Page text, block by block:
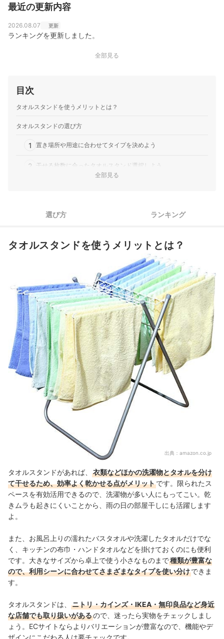
最近の更新内容
2026.08.07 更新
ランキングを更新しました。
全部見る
目次
タオルスタンドを使うメリットとは？
タオルスタンドの選び方
1 置き場所や用途に合わせてタイプを決めよう
2 干せる枚数に合ったタオルスタンド選択しよう
5 環境や目的に合わせて素材をチョイスしよう
6 利便性を求めるなら機能にも注目しよう
タオルスタンド全17商品おすすめ人気ランキング
パラソルハンガーも活用しよう！
タオルスタンドの売れ筋ランキングもチェック！
全部見る
選び方 ランキング
タオルスタンドを使うメリットとは？
出典： amazon.co.jp
タオルスタンドがあれば、
衣類などほかの洗濯物とタオルを分け
て干せるため、効率よく乾かせる点がメリットです。限られたス
ペースを有効活用できるので、洗濯物が多い人にもってこい。乾
きムラも起きにくいことから、雨の日の部屋干しにも活躍します
よ。
また、お風呂上りの濡れたバスタオルや洗濯したタオルだけでな
く、キッチンの布巾・ハンドタオルなどを掛けておくのにも便利
です。大きなサイズから卓上で使う小さなものまで種類が豊富な
ので、利用シーンに合わせてさまざまなタイプを使い分けできま
す。
タオルスタンドは、
ニトリ・カインズ・IKEA・無印良品など身近
な店舗でも取り扱いがあるので、迷ったら実物をチェックしまし
ょう。ECサイトならよりバリエーションが豊富なので、機能やデ
ザインにこだわる人は要チェックです。